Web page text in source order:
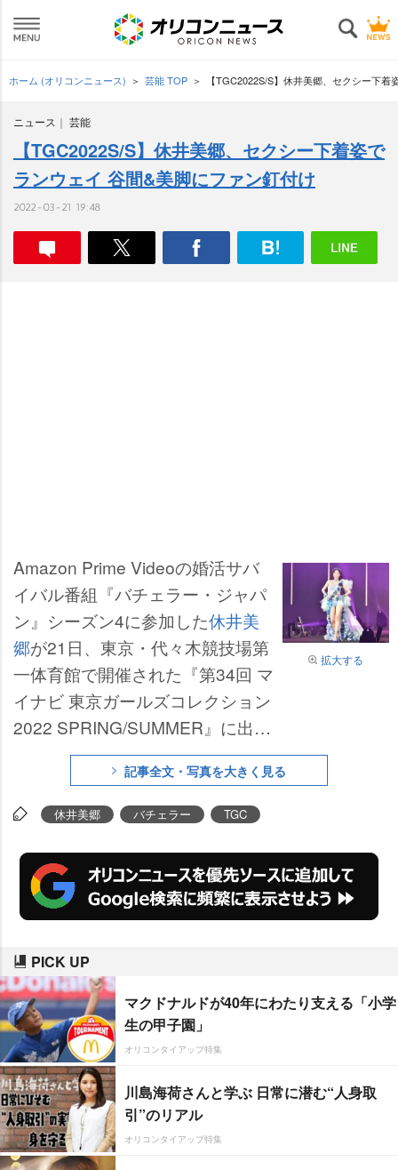
ホーム (オリコンニュース) 芸能 TOP 【TGC2022S/S】休井美郷、セクシー下
ニュース 芸能
【TGC2022S/S】休井美郷、セクシー下着姿で
ランウェイ 谷間&美脚にファン釘付け
2022-03-21 19:48
拡大する
Amazon Prime Videoの婚活サバ
イバル番組『バチェラー・ジャパ
ン』シーズン4に参加した休井美
郷が21日、東京・代々木競技場第
一体育館で開催された『第34回 マ
イナビ 東京ガールズコレクション
2022 SPRING/SUMMER』に出演
記事全文・写真を大きく見る
休井美郷 バチェラー TGC
PICK UP
マクドナルドが40年にわたり支える「小学
生の甲子園」
オリコンタイアップ特集
川島海荷さんと学ぶ 日常に潜む“人身取
引”のリアル
オリコンタイアップ特集